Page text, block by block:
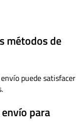
métodos de
puede satisfacer
para